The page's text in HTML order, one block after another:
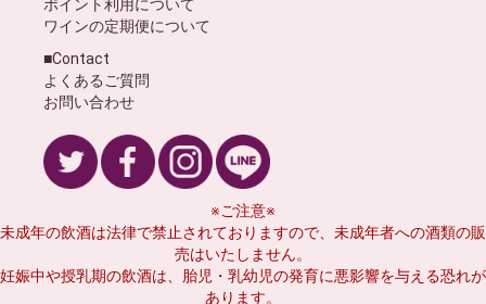
ポイント利用について
ワインの定期便について
■Contact
よくあるご質問
お問い合わせ
※ご注意※
未成年の飲酒は法律で禁止されておりますので、未成年者への酒類の販
売はいたしません。
妊娠中や授乳期の飲酒は、胎児・乳幼児の発育に悪影響を与える恐れが
あります。